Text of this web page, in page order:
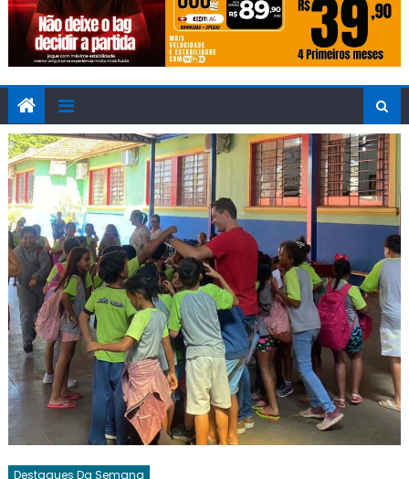
Destaques Da Semana